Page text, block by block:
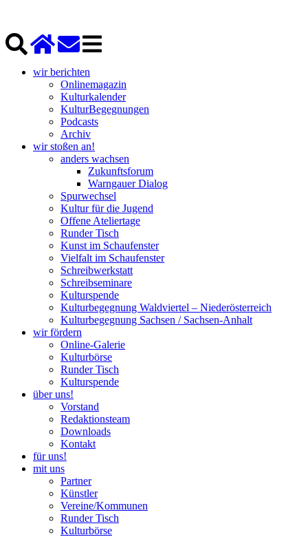
wir berichten
Onlinemagazin
Kulturkalender
KulturBegegnungen
Podcasts
Archiv
wir stoßen an!
anders wachsen
Zukunftsforum
Warngauer Dialog
Spurwechsel
Kultur für die Jugend
Offene Ateliertage
Runder Tisch
Kunst im Schaufenster
Vielfalt im Schaufenster
Schreibwerkstatt
Schreibseminare
Kulturspende
Kulturbegegnung Waldviertel – Niederösterreich
Kulturbegegnung Sachsen / Sachsen-Anhalt
wir fördern
Online-Galerie
Kulturbörse
Runder Tisch
Kulturspende
über uns!
Vorstand
Redaktionsteam
Downloads
Kontakt
für uns!
mit uns
Partner
Künstler
Vereine/Kommunen
Runder Tisch
Kulturbörse